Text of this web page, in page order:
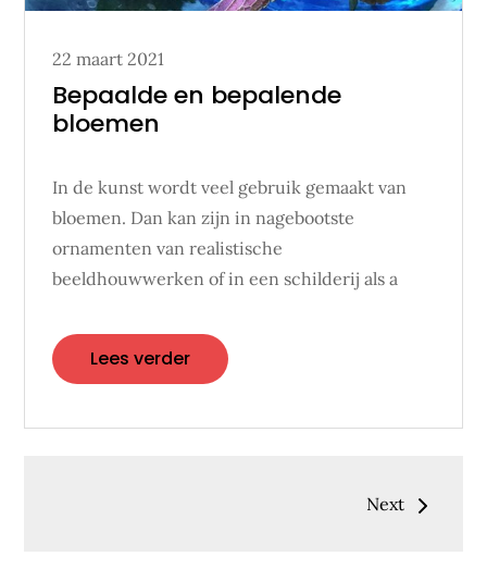
Posted
on
22 maart 2021
Bepaalde en bepalende
bloemen
In de kunst wordt veel gebruik gemaakt van
bloemen. Dan kan zijn in nagebootste
ornamenten van realistische
beeldhouwwerken of in een schilderij als a
Lees verder
Berichtennavigatie
Next